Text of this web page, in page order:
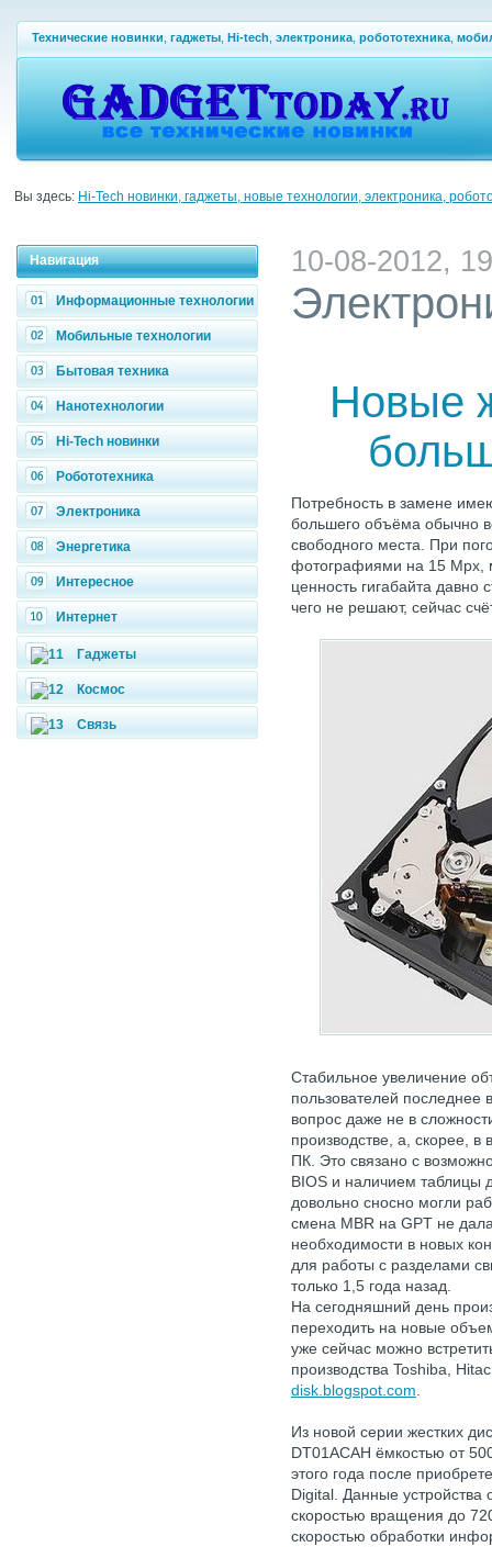
Технические новинки гаджеты Hi-tech электроника робототехника
Вы здесь: Hi-Tech новинки, гаджеты, новые технологии, электроника,
Навигация
Информационные технологии
Мобильные технологии
Бытовая техника
Нанотехнологии
Hi-Tech новинки
Робототехника
Электроника
Энергетика
Интересное
Интернет
Гаджеты
Космос
Связь
10-08-2012,
Новые
Потребность в замене
большего объёма обычно
свободного места. При
фотографиями на 15 Mpx,
ценность гигабайта давно
чего не решают, сейчас
Стабильное увеличение
пользователей последнее
вопрос даже не в
производстве, а, скорее, в
ПК. Это связано с
BIOS и наличием таблицы
довольно сносно могли
смена MBR на GPT не
необходимости в новых
для работы с разделами
только 1,5 года назад.
На сегодняшний день
переходить на новые
уже сейчас можно
производства Toshiba,
disk.blogspot.com
Из новой серии жестких
DT01ACAН ёмкостью от
этого года после
Digital. Данные устройства
скоростью вращения до
скоростью обработки